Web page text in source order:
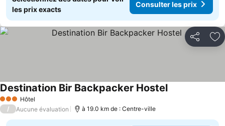
les prix exacts
Consulter les prix
Partager
3 ÉtoilesHôtel
Destination Bir Backpacker Hostel
/ Aucune évaluation à 19.0 km de : Centre-ville